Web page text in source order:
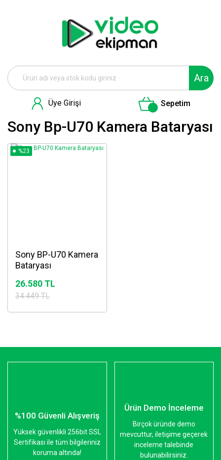
Ara
Üye Girişi Sepetim
Sony Bp-U70 Kamera Bataryası
%23
Sony BP-U70 Kamera
Bataryası
26.580 TL
34.449 TL
%100 Güvenli Alışveriş
Yüksek güvenlikli 256bit SSL
Sertifikası ile tüm bilgileriniz
koruma altında!
Ürün Demo İnceleme
Birçok üründe demo
mevcuttur, iletişime geçerek
inceleme talebinde
bulunabilirsiniz.